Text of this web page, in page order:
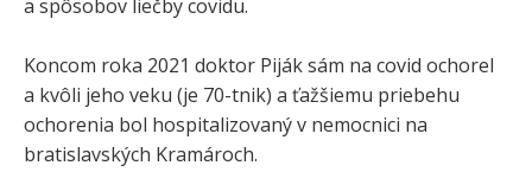
a spôsobov liečby covidu.
Koncom roka 2021 doktor Piják sám na covid ochorel
a kvôli jeho veku (je 70-tnik) a ťažšiemu priebehu
ochorenia bol hospitalizovaný v nemocnici na
bratislavských Kramároch.